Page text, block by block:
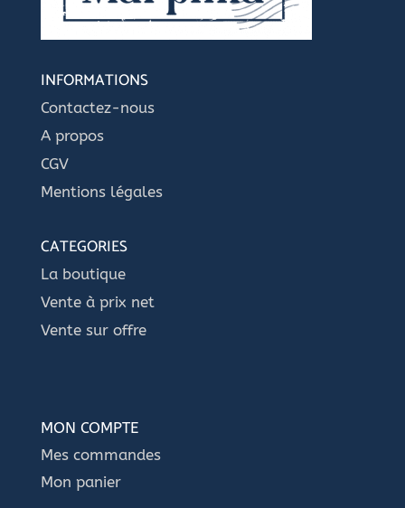
INFORMATIONS
Contactez-nous
A propos
CGV
Mentions légales
CATEGORIES
La boutique
Vente à prix net
Vente sur offre
MON COMPTE
Mes commandes
Mon panier